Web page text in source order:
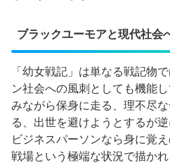
ブラックユーモアと現代社会
「幼女戦記」は単なる戦記物
ン社会への風刺としても機能
みながら保身に走る、理不尽
る、出世を避けようとするが
ビジネスパーソンなら身に覚
戦場という極端な状況で描か